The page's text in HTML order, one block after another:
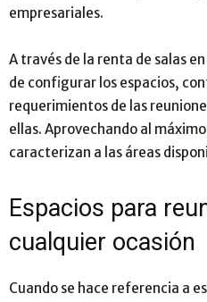
empresariales.
A través de la renta de salas
de configurar los espacios,
requerimientos de las
ellas. Aprovechando al máximo
caracterizan a las áreas
Espacios para
cualquier ocasión
Cuando se hace referencia a